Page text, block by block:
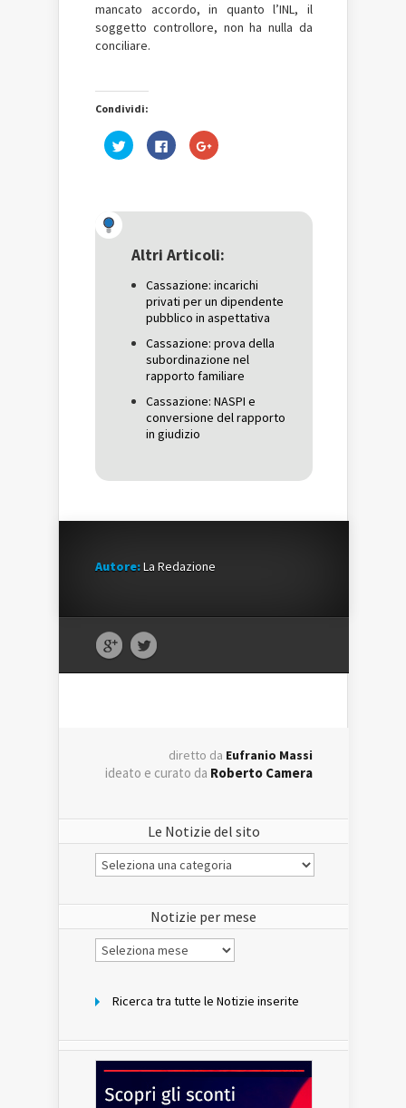
mancato accordo, in quanto l’INL, il
soggetto controllore, non ha nulla da
conciliare.
Condividi:
Fai
clic
una
nuova
Fai
clic
nuova
finestra)
Fai
clic
una
nuova
Altri Articoli:
Cassazione: incarichi
privati per un dipendente
pubblico in aspettativa
Cassazione: prova della
subordinazione nel
rapporto familiare
Cassazione: NASPI e
conversione del rapporto
in giudizio
Autore:La Redazione
diretto da Eufranio Massi
ideato e curato da Roberto Camera
Le Notizie del sito
Le
Notizie
Notizie per mese
Notizie
per
Ricerca tra tutte le Notizie inserite